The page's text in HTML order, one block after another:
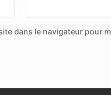
dans le navigateur pour